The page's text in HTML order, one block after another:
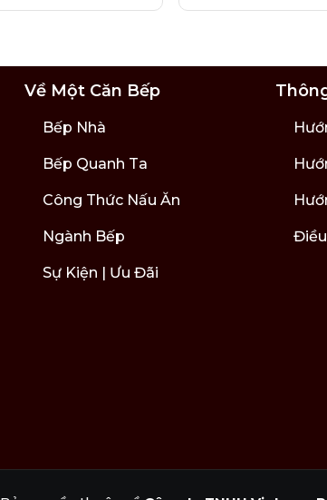
tán.
Về Một Căn Bếp
Bếp Nhà
Bếp Quanh Ta
Công Thức Nấu Ăn
Ngành Bếp
Sự Kiện | Ưu Đãi